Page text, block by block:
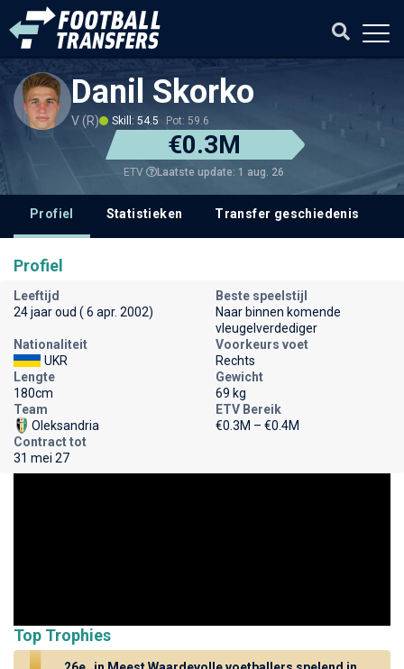
Danil Skorko
V (R) Skill: 54.5 Pot: 59.6
€0.3M
ETV Laatste update: 1 aug. 26
Profiel Statistieken Transfer geschiedenis
Profiel
Leeftijd
24 jaar oud ( 6 apr. 2002)
Beste speelstijl
Naar binnen komende
vleugelverdediger
Nationaliteit
UKR
Voorkeurs voet
Rechts
Lengte
180cm
Gewicht
69 kg
Team
Oleksandria
ETV Bereik
€0.3M – €0.4M
Contract tot
31 mei 27
Top Trophies